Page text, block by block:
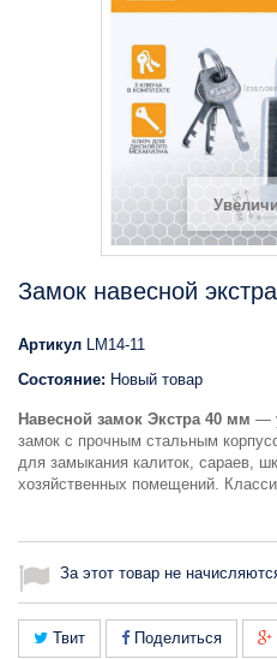
Замок навесной
Артикул LM14-11
Состояние: Новый товар
Навесной замок Экстра 40 мм —
замок с прочным стальным
для замыкания калиток, сараев,
хозяйственных помещений.
За этот товар не
Твит Поделиться